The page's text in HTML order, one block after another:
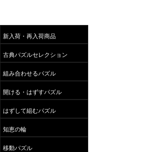
新入荷・再入荷商品
古典パズルセレクション
組み合わせるパズル
開ける・はずすパズル
はずして組むパズル
知恵の輪
移動パズル